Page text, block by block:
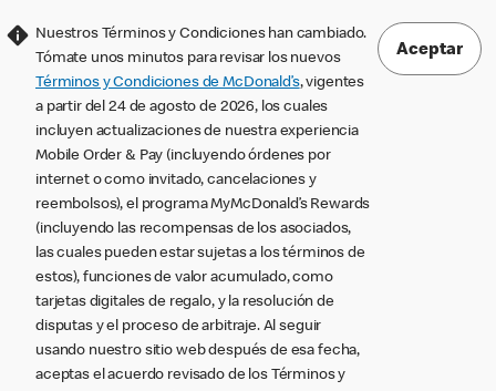
Nuestros Términos y Condiciones han cambiado.
Tómate unos minutos para revisar los nuevos
Términos y Condiciones de McDonald’s, vigentes
a partir del 24 de agosto de 2026, los cuales
incluyen actualizaciones de nuestra experiencia
Mobile Order & Pay (incluyendo órdenes por
internet o como invitado, cancelaciones y
reembolsos), el programa MyMcDonald’s Rewards
(incluyendo las recompensas de los asociados,
las cuales pueden estar sujetas a los términos de
estos), funciones de valor acumulado, como
tarjetas digitales de regalo, y la resolución de
disputas y el proceso de arbitraje. Al seguir
usando nuestro sitio web después de esa fecha,
aceptas el acuerdo revisado de los Términos y
Aceptar